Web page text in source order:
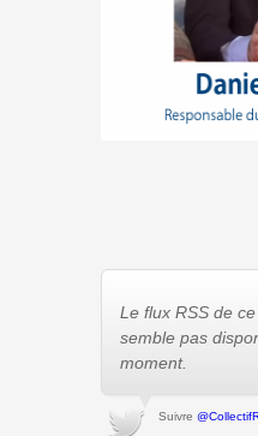
Le flux RSS de
semble pas
moment.
Suivre